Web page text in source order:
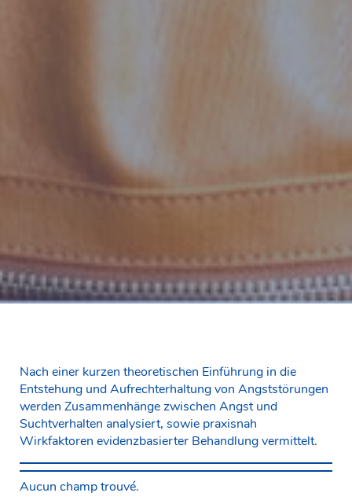
Nach einer kurzen theoretischen Einführung in die
Entstehung und Aufrechterhaltung von Angststörungen
werden Zusammenhänge zwischen Angst und
Suchtverhalten analysiert, sowie praxisnah
Wirkfaktoren evidenzbasierter Behandlung vermittelt.
Aucun champ trouvé.